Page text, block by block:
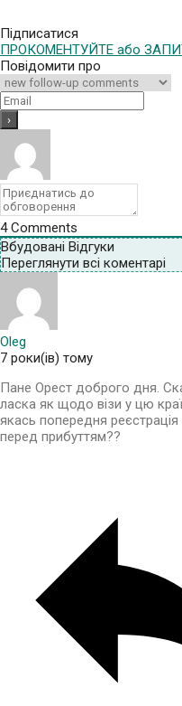
Підписатися
ПРОКОМЕНТУЙТЕ або
Повідомити про
4Comments
Вбудовані Відгуки
Переглянути всі коментарі
Oleg
7 роки(ів) тому
Пане Орест доброго дня.
ласка як щодо візи у цю
якась попередня реєстрація
перед прибуттям??